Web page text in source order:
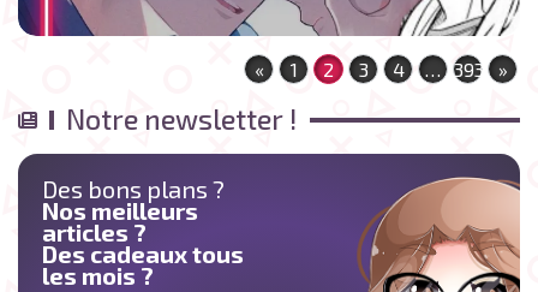
« 1 2 3 4 393 »
Notre newsletter !
Des bons plans ?
Nos meilleurs
articles ?
Des cadeaux tous
les mois ?